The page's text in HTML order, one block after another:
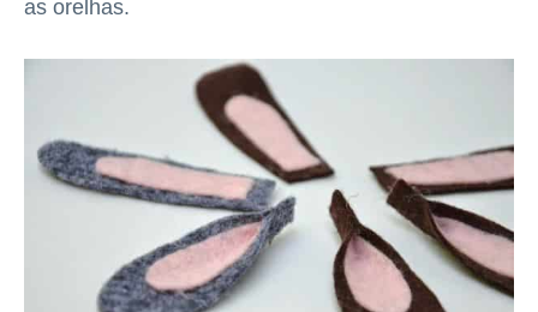
as orelhas.